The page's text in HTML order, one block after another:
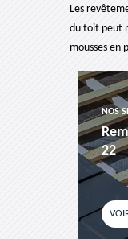
Les
du toit peut
mousses en
NOS
22